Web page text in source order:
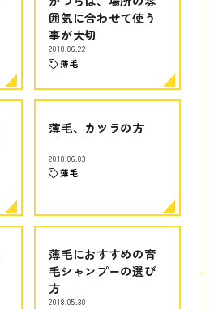
囲気に合わせて使う
事が大切
2018.06.22
薄毛
薄毛、カツラの方
2018.06.03
薄毛
薄毛におすすめの育
毛シャンプーの選び
方
2018.05.30